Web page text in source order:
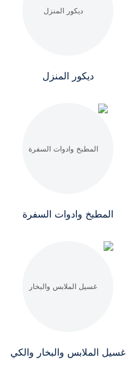
ديكور المنزل
المطبخ وادوات السفرة
غسيل الملابس والبخار والكي